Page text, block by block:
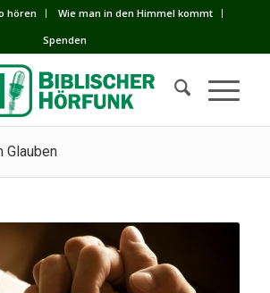
hören
Wie man in den Himmel kommt
Spenden
Glauben